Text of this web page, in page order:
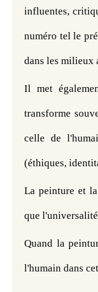
influentes,
numéro tel le
dans les milieux
Il met
transforme
celle de
(éthiques,
La peinture et
que
Quand la
l'humain dans